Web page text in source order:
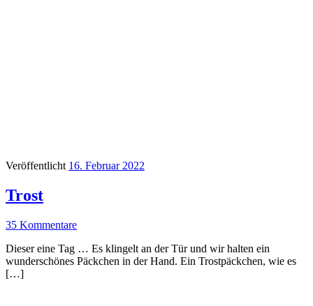
Veröffentlicht 16. Februar 2022
Trost
35 Kommentare
Dieser eine Tag … Es klingelt an der Tür und wir halten ein
wunderschönes Päckchen in der Hand. Ein Trostpäckchen, wie es
[…]